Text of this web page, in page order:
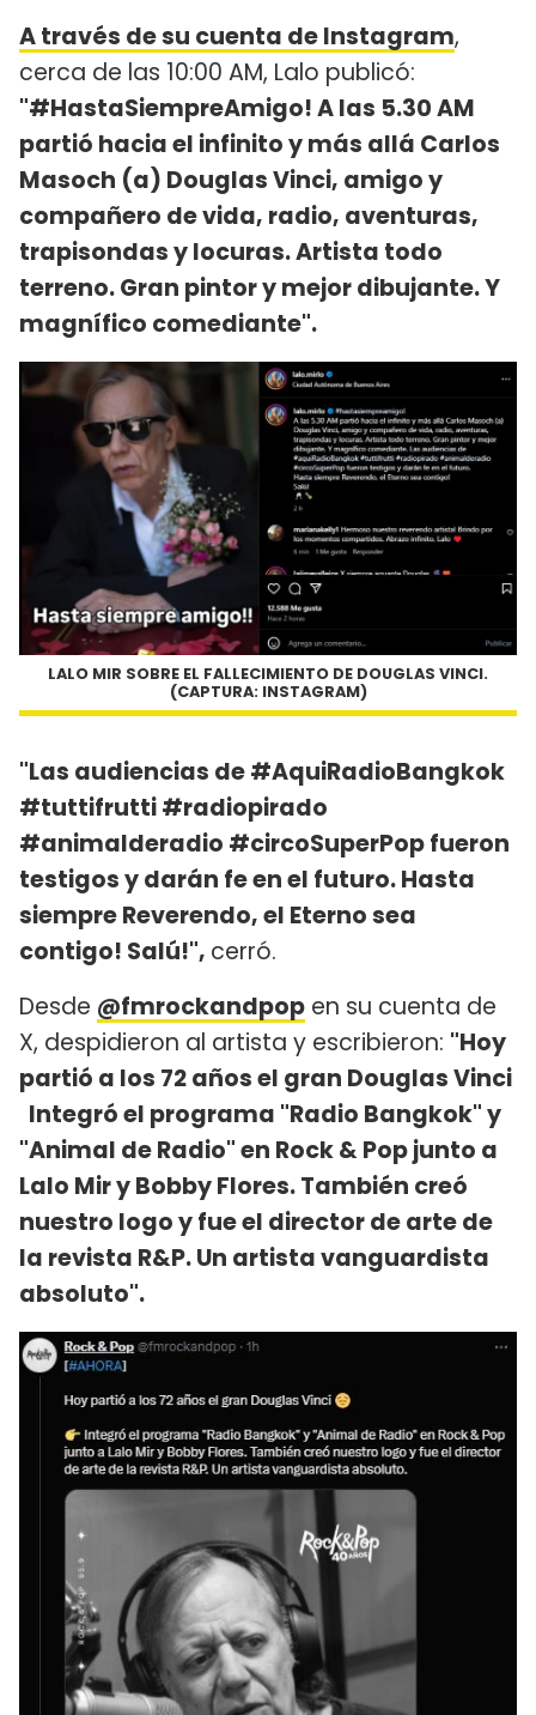
A través de su cuenta de Instagram,
cerca de las 10:00 AM, Lalo publicó:
"#HastaSiempreAmigo! A las 5.30 AM
partió hacia el infinito y más allá Carlos
Masoch (a) Douglas Vinci, amigo y
compañero de vida, radio, aventuras,
trapisondas y locuras. Artista todo
terreno. Gran pintor y mejor dibujante. Y
magnífico comediante".
LALO MIR SOBRE EL FALLECIMIENTO DE DOUGLAS VINCI.
(CAPTURA: INSTAGRAM)
"Las audiencias de #AquiRadioBangkok
#tuttifrutti #radiopirado
#animalderadio #circoSuperPop fueron
testigos y darán fe en el futuro. Hasta
siempre Reverendo, el Eterno sea
contigo! Salú!", cerró.
Desde @fmrockandpop en su cuenta de
X, despidieron al artista y escribieron: "Hoy
partió a los 72 años el gran Douglas Vinci
Integró el programa "Radio Bangkok" y
"Animal de Radio" en Rock & Pop junto a
Lalo Mir y Bobby Flores. También creó
nuestro logo y fue el director de arte de
la revista R&P. Un artista vanguardista
absoluto".